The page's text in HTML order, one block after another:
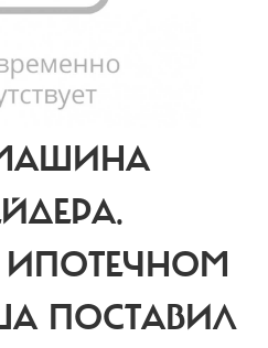
ПОСТАВИЛ